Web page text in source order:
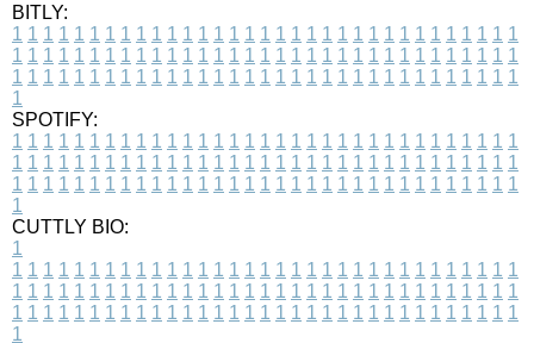
BITLY:
1 1 1 1 1 1 1 1 1 1 1 1 1 1 1 1 1 1 1 1 1 1 1 1 1 1 1 1 1 1 1 1 1
1 1 1 1 1 1 1 1 1 1 1 1 1 1 1 1 1 1 1 1 1 1 1 1 1 1 1 1 1 1 1 1 1
1 1 1 1 1 1 1 1 1 1 1 1 1 1 1 1 1 1 1 1 1 1 1 1 1 1 1 1 1 1 1 1 1
1
SPOTIFY:
1 1 1 1 1 1 1 1 1 1 1 1 1 1 1 1 1 1 1 1 1 1 1 1 1 1 1 1 1 1 1 1 1
1 1 1 1 1 1 1 1 1 1 1 1 1 1 1 1 1 1 1 1 1 1 1 1 1 1 1 1 1 1 1 1 1
1 1 1 1 1 1 1 1 1 1 1 1 1 1 1 1 1 1 1 1 1 1 1 1 1 1 1 1 1 1 1 1 1
1
CUTTLY BIO:
1
1 1 1 1 1 1 1 1 1 1 1 1 1 1 1 1 1 1 1 1 1 1 1 1 1 1 1 1 1 1 1 1 1
1 1 1 1 1 1 1 1 1 1 1 1 1 1 1 1 1 1 1 1 1 1 1 1 1 1 1 1 1 1 1 1 1
1 1 1 1 1 1 1 1 1 1 1 1 1 1 1 1 1 1 1 1 1 1 1 1 1 1 1 1 1 1 1 1 1
1